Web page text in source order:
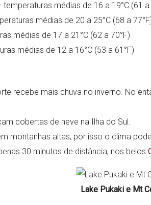
médias de 16 a 19°C (61 a
médias de 20 a 25°C (68 a
médias de 17 a 21°C (62 a 70°F)
médias de 12 a 16°C (53 a 61°F)
recebe mais chuva no inverno. No
cobertas de neve na Ilha do Sul.
montanhas altas, por isso o clima
30 minutos de distância, nos belos
Lake Pukaki e Mt